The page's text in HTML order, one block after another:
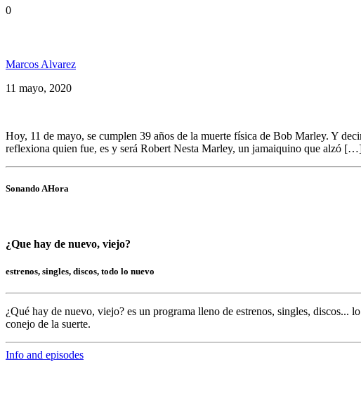
0
Marcos Alvarez
11 mayo, 2020
Hoy, 11 de mayo, se cumplen 39 años de la muerte física de Bob Marley. Y
reflexiona quien fue, es y será Robert Nesta Marley, un jamaiquino que alzó
Sonando AHora
¿Que hay de nuevo, viejo?
estrenos, singles, discos, todo lo nuevo
¿Qué hay de nuevo, viejo? es un programa lleno de estrenos, singles, discos...
conejo de la suerte.
Info and episodes